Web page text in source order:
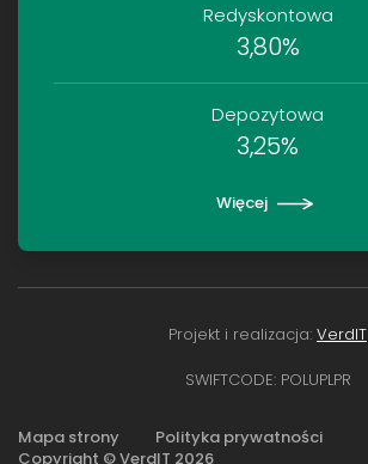
Redyskontowa
3,80%
Depozytowa
3,25%
Więcej
Projekt i realizacja: VerdIT
SWIFTCODE: POLUPLPR
Mapa strony
Polityka prywatności
Copyright © VerdIT 2026